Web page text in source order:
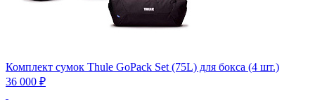
Комплект сумок Thule GoPack Set (75L) для бокса (4 шт.)
36 000 ₽